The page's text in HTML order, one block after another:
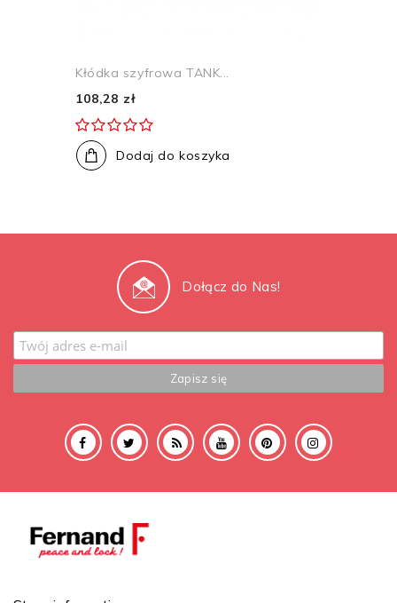
Kłódka szyfrowa TANK...
108,28 zł
Dodaj do koszyka
Dołącz do Nas!